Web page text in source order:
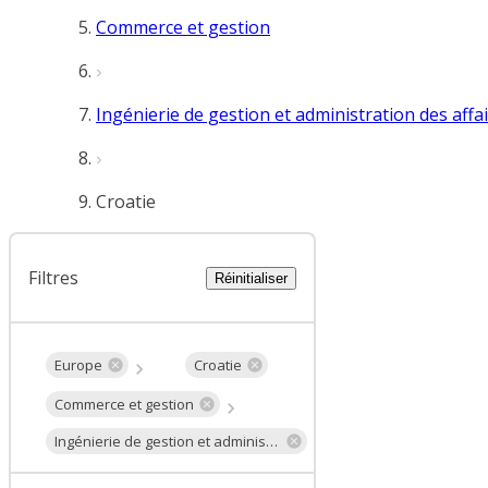
Commerce et gestion
Ingénierie de gestion et administration des
Croatie
Filtres Réinitialiser
Europe
Croatie
Commerce et gestion
Ingénierie de gestion et administration des affaires